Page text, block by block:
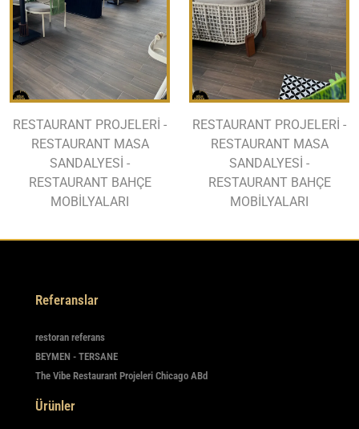
RESTAURANT PROJELERİ -
RESTAURANT MASA
SANDALYESİ -
RESTAURANT BAHÇE
MOBİLYALARI
RESTAURANT PROJELERİ -
RESTAURANT MASA
SANDALYESİ -
RESTAURANT BAHÇE
MOBİLYALARI
Referanslar
restoran referans
BEYMEN - TERSANE
The Vibe Restaurant Projeleri Chicago ABd
Ürünler